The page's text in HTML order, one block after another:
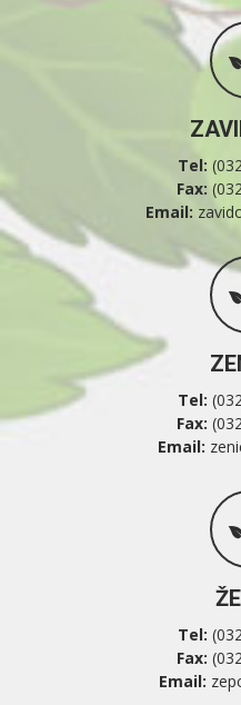
Tel:
Fax:
Email:
Tel:
Fax:
Email:
Tel:
Fax:
Email: